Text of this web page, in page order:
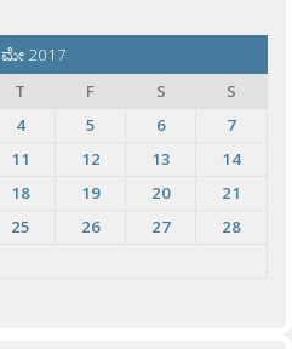
ಮೇ 2017
T F S
S
4 5 6
7
11 12 13
14
18 19 20
21
25 26 27
28